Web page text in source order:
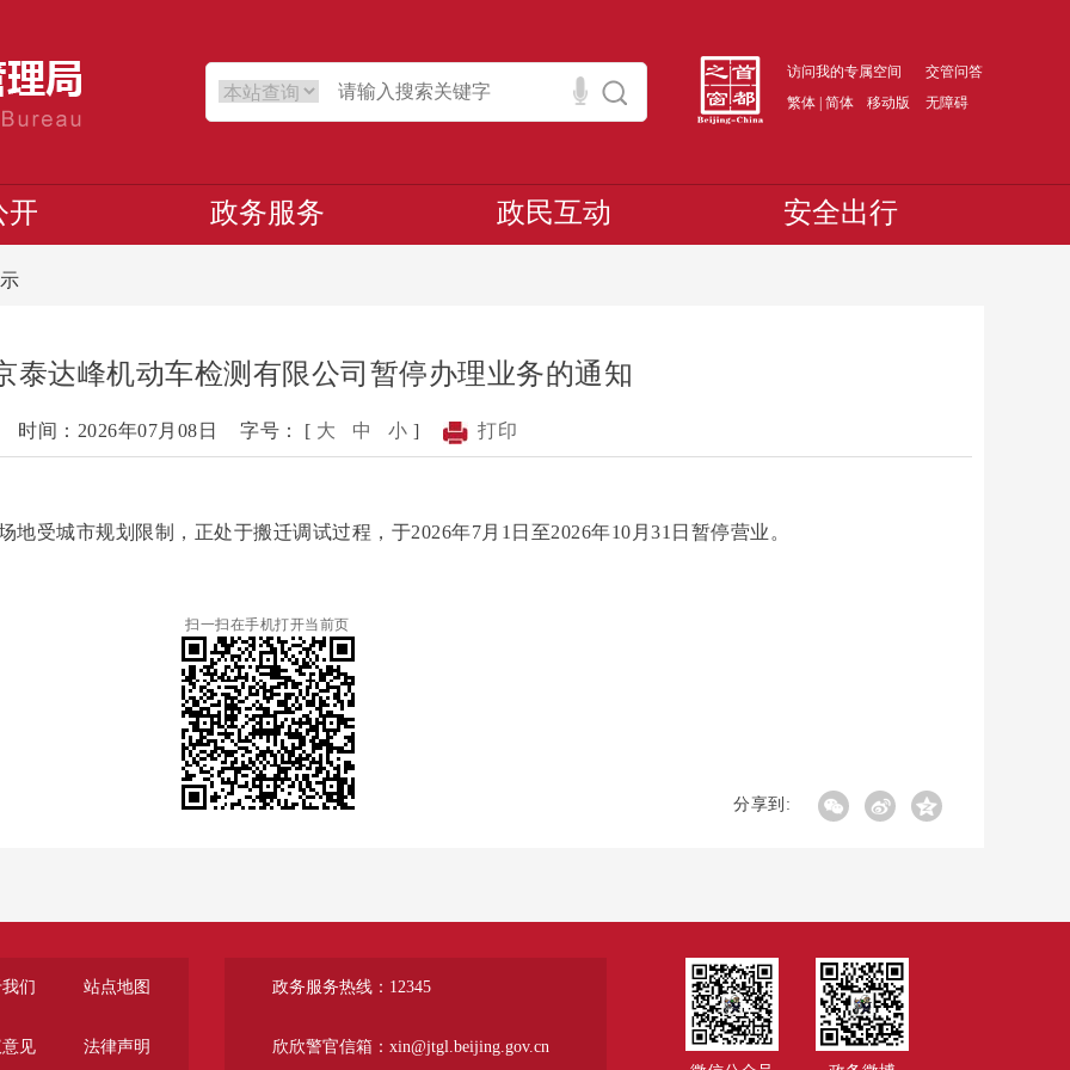
访问我的专属空间
交管问答
繁体 简体 移动版 无障碍
开 政务服务 政民互动 安全出行
泰达峰机动车检测有限公司暂停办理业务的通知
时间：2026年07月08日 字号： [ 大 中 小 ] 打印
城市规划限制，正处于搬迁调试过程，于2026年7月1日至2026年10月31日暂停营业。
扫一扫在手机打开当前页
分享到:
们 站点地图
见 法律声明
政务服务热线：12345
欣欣警官信箱：xin@jtgl.beijing.gov.cn